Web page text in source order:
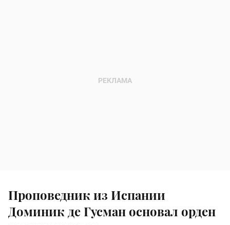
Проповедник из Испании
Доминик де Гусман основал орден